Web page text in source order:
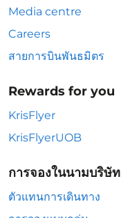
Media centre
Careers
สายการบินพันธมิตร
Rewards for you
KrisFlyer
KrisFlyerUOB
การจองในนามบริษัท
ตัวแทนการเดินทาง